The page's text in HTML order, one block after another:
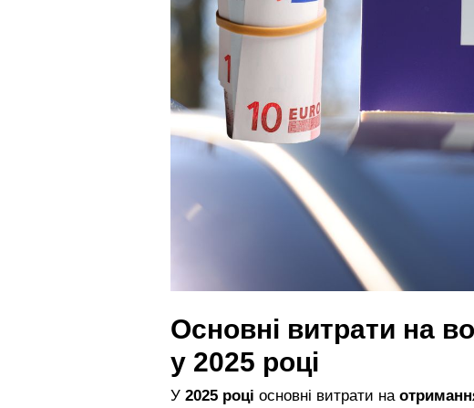
Основні витрати на
у 2025 році
У 2025 році основні витрати на